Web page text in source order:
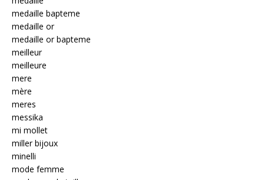
medaille bapteme
medaille or
medaille or bapteme
meilleur
meilleure
mere
mère
meres
messika
mi mollet
miller bijoux
minelli
mode femme